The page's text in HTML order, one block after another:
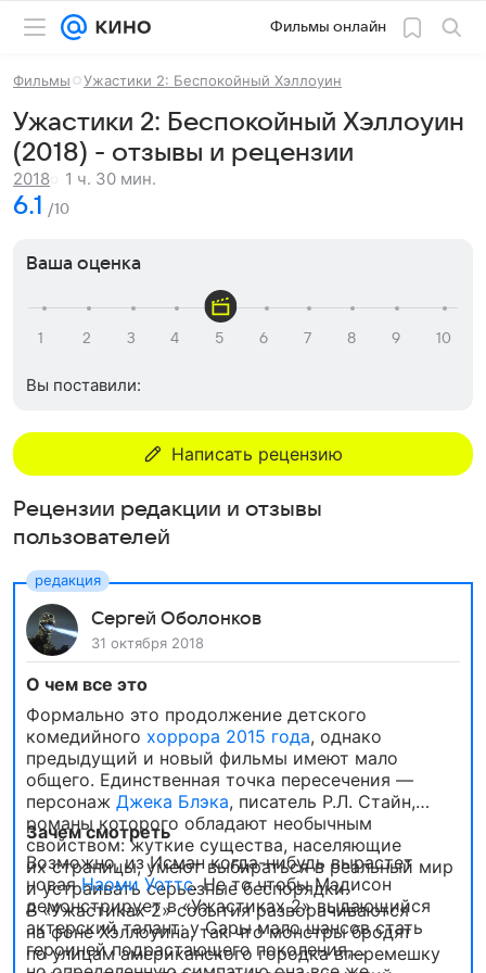
Фильмы онлайн
Фильмы Ужастики 2: Беспокойный Хэллоуин
Ужастики 2: Беспокойный Хэллоуин
(2018) - отзывы и рецензии
2018 1 ч. 30 мин.
6.1 /10
Ваша оценка
Вы поставили:
Написать рецензию
Рецензии редакции и отзывы
пользователей
Сергей Оболонков
31 октября 2018
О чем все это
Формально это продолжение детского
комедийного хоррора 2015 года, однако
предыдущий и новый фильмы имеют мало
общего. Единственная точка пересечения —
персонаж Джека Блэка, писатель Р.Л. Стайн,
романы которого обладают необычным
свойством: жуткие существа, населяющие
их страницы, умеют выбираться в реальный мир
и устраивать серьезные беспорядки.
В «Ужастиках 2» события разворачиваются
на фоне Хэллоуина, так что монстры бродят
по улицам американского городка вперемешку
Зачем смотреть
Возможно, из Исман когда-нибудь вырастет
новаяНаоми Уоттс. Не то чтобы Мэдисон
демонстрирует в «Ужастиках 2» выдающийся
актерский талант; у Сары мало шансов стать
героиней подрастающего поколения,